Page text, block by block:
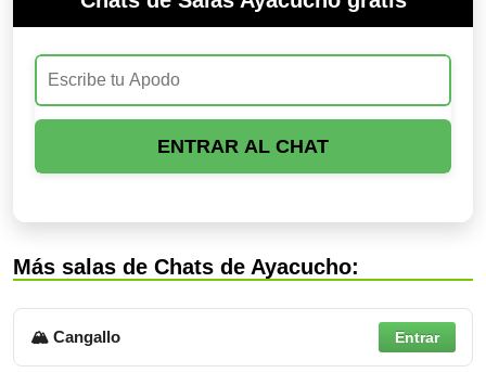
ENTRAR AL CHAT
Más salas de Chats de Ayacucho:
🏔 Cangallo Entrar